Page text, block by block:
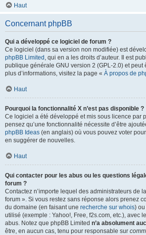
Haut
Concernant phpBB
Qui a développé ce logiciel de forum ?
Ce logiciel (dans sa version non modifiée) est
phpBB Limited , qui en a les droits d’auteur. Il est
publique générale GNU version 2 (GPL-2.0) et peut
plus d’informations, visitez la page « À propos de
Haut
Pourquoi la fonctionnalité X n’est pas disponible ?
Ce logiciel a été développé et mis sous licence par
pensez qu’une fonctionnalité nécessite d’être
phpBB Ideas (en anglais) où vous pouvez voter
en suggérer de nouvelles.
Haut
Qui contacter pour les abus ou les questions
forum ?
Contactez n’importe lequel des administrateurs de
forum ». Si vous restez sans réponse alors prenez
du domaine (en faisant une recherche sur whois)
utilisé (exemple : Yahoo!, Free, f2s.com, etc.), avec
abus. Notez que phpBB Limited n’a absolument
être, en aucun cas, tenu pour responsable sur